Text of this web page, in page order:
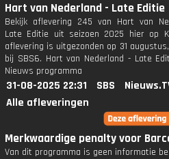
Hart van Nederland - Late Editie
Bekijk aflevering 245 van Hart van
Late Editie uit seizoen 2025 hier op
aflevering is uitgezonden op 31
bij SBS6. Hart van Nederland - Late
Nieuws programma
31-08-2025 22:31 SBS
Alle afleveringen
Merkwaardige penalty voor
Van dit programma is geen informatie